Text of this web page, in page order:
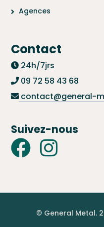
Agences
Contact
24h/7jrs
09 72 58 43 68
contact@general-
Suivez-nous
© General Metal.